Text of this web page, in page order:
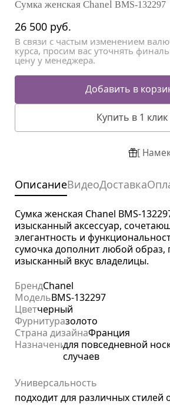
Сумка женская Chanel BMS-132297
26 500 руб.
В связи с частым изменением
курса, просим вас уточнять
цену у менеджера.
Добавить в
Купить в 1 клик
[
ОписаниеВидеоДоставка
Сумка женская Chanel BMS-
изысканный аксессуар,
элегантность и
сумочка дополнит любой образ,
изысканный вкус владелицы.
БрендChanel
МодельBMS-132297
Цветчерный
Фурнитуразолото
Страна дизайнаФранция
Назначениедля повседневной
случаев
Универсальность
подходит для различных стилей